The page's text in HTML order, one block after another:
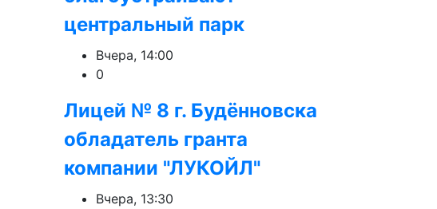
центральный парк
Вчера, 14:00
0
Лицей № 8 г. Будëнновска
обладатель гранта
компании "ЛУКОЙЛ"
Вчера, 13:30